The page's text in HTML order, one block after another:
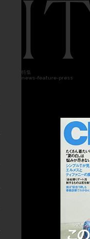
特集
news-feature-press